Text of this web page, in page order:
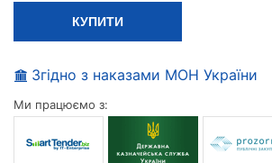
КУПИТИ
Згідно з наказами МОН України
Ми працюємо з: